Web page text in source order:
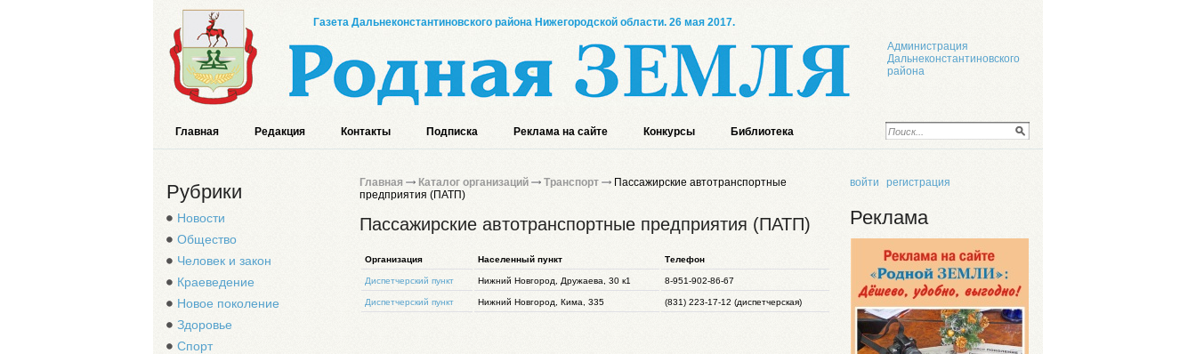
Газета Дальнеконстантиновского района Нижегородской области. 26 мая 2017.
Администрация
Дальнеконстантиновского
района
Главная Редакция Контакты Подписка Реклама на сайте Конкурсы Библиотека
Рубрики
Новости
Общество
Человек и закон
Краеведение
Новое поколение
Здоровье
Спорт
Главная Каталог организаций Транспорт
Пассажирские автотранспортные
предприятия (ПАТП)
Пассажирские автотранспортные предприятия (ПАТП)
Организация Населенный пункт Телефон
Диспетчерский пункт Нижний Новгород, Дружаева, 30 к1 8-951-902-86-67
Диспетчерский пункт Нижний Новгород, Кима, 335 (831) 223-17-12 (диспетчерская)
войти регистрация
Реклама